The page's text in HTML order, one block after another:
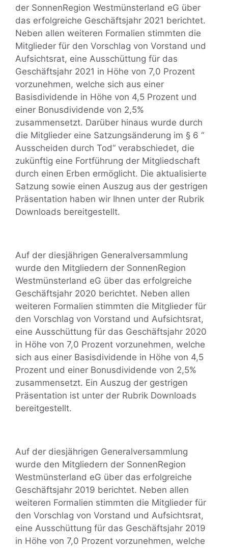
der SonnenRegion Westmünsterland eG über
das erfolgreiche Geschäftsjahr 2021 berichtet.
Neben allen weiteren Formalien stimmten die
Mitglieder für den Vorschlag von Vorstand und
Aufsichtsrat, eine Ausschüttung für das
Geschäftsjahr 2021 in Höhe von 7,0 Prozent
vorzunehmen, welche sich aus einer
Basisdividende in Höhe von 4,5 Prozent und
einer Bonusdividende von 2,5%
zusammensetzt. Darüber hinaus wurde durch
die Mitglieder eine Satzungsänderung im § 6 “
Ausscheiden durch Tod“ verabschiedet, die
zukünftig eine Fortführung der Mitgliedschaft
durch einen Erben ermöglicht. Die aktualisierte
Satzung sowie einen Auszug aus der gestrigen
Präsentation haben wir Ihnen unter der Rubrik
Downloads bereitgestellt.
Auf der diesjährigen Generalversammlung
wurde den Mitgliedern der SonnenRegion
Westmünsterland eG über das erfolgreiche
Geschäftsjahr 2020 berichtet. Neben allen
weiteren Formalien stimmten die Mitglieder für
den Vorschlag von Vorstand und Aufsichtsrat,
eine Ausschüttung für das Geschäftsjahr 2020
in Höhe von 7,0 Prozent vorzunehmen, welche
sich aus einer Basisdividende in Höhe von 4,5
Prozent und einer Bonusdividende von 2,5%
zusammensetzt. Ein Auszug der gestrigen
Präsentation ist unter der Rubrik Downloads
bereitgestellt.
Auf der diesjährigen Generalversammlung
wurde den Mitgliedern der SonnenRegion
Westmünsterland eG über das erfolgreiche
Geschäftsjahr 2019 berichtet. Neben allen
weiteren Formalien stimmten die Mitglieder für
den Vorschlag von Vorstand und Aufsichtsrat,
eine Ausschüttung für das Geschäftsjahr 2019
in Höhe von 7,0 Prozent vorzunehmen, welche